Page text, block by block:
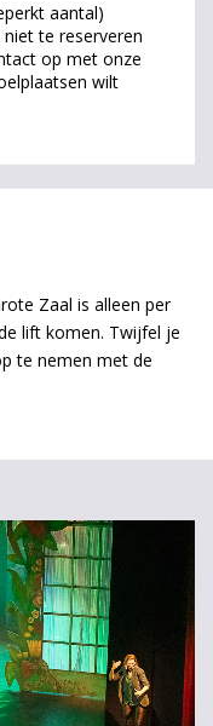
aantal)
te reserveren
op met onze
wilt
Zaal is alleen per
lift komen. Twijfel je
te nemen met de